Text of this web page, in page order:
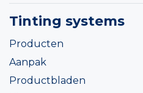
Tinting systems
Producten
Aanpak
Productbladen